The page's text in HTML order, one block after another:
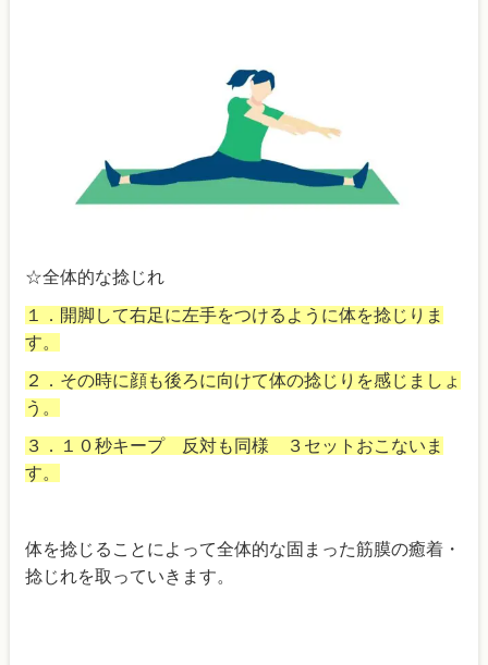
☆全体的な捻じれ
１．開脚して右足に左手をつけるように体を捻じりま
す。
２．その時に顔も後ろに向けて体の捻じりを感じましょ
う。
３．１０秒キープ 反対も同様 ３セットおこないま
す。
体を捻じることによって全体的な固まった筋膜の癒着・
捻じれを取っていきます。